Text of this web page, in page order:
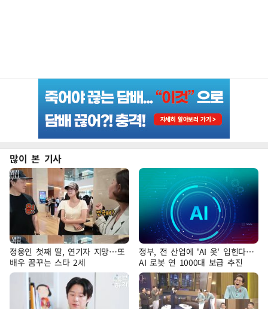
많이 본 기사
정웅인 첫째 딸, 연기자 지망…또
배우 꿈꾸는 스타 2세
정부, 전 산업에 'AI 옷' 입힌다…
AI 로봇 연 1000대 보급 추진